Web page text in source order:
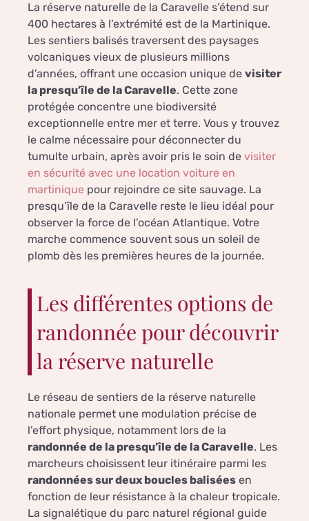
La réserve naturelle de la Caravelle s’étend sur
400 hectares à l’extrémité est de la Martinique.
Les sentiers balisés traversent des paysages
volcaniques vieux de plusieurs millions
d’années, offrant une occasion unique de visiter
la presqu’île de la Caravelle. Cette zone
protégée concentre une biodiversité
exceptionnelle entre mer et terre. Vous y trouvez
le calme nécessaire pour déconnecter du
tumulte urbain, après avoir pris le soin de visiter
en sécurité avec une location voiture en
martinique pour rejoindre ce site sauvage. La
presqu’île de la Caravelle reste le lieu idéal pour
observer la force de l’océan Atlantique. Votre
marche commence souvent sous un soleil de
plomb dès les premières heures de la journée.
Les différentes options de
randonnée pour découvrir
la réserve naturelle
Le réseau de sentiers de la réserve naturelle
nationale permet une modulation précise de
l’effort physique, notamment lors de la
randonnée de la presqu’île de la Caravelle. Les
marcheurs choisissent leur itinéraire parmi les
randonnées sur deux boucles balisées en
fonction de leur résistance à la chaleur tropicale.
La signalétique du parc naturel régional guide